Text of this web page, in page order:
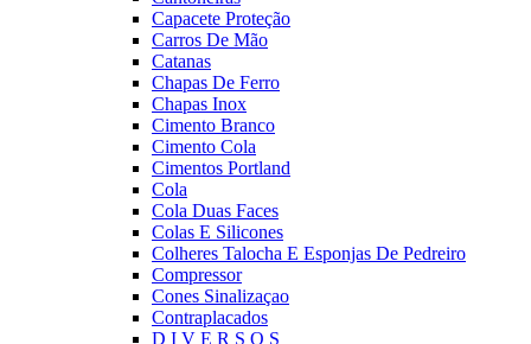
Capacete Proteção
Carros De Mão
Catanas
Chapas De Ferro
Chapas Inox
Cimento Branco
Cimento Cola
Cimentos Portland
Cola
Cola Duas Faces
Colas E Silicones
Colheres Talocha E Esponjas De Pedreiro
Compressor
Cones Sinalizaçao
Contraplacados
D I V E R S O S